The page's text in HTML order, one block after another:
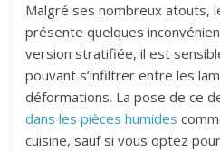
Malgré ses nombreux atouts,
présente quelques
version stratifiée, il est
pouvant s’infiltrer entre les
déformations. La pose de ce
dans les pièces humides
cuisine, sauf si vous optez